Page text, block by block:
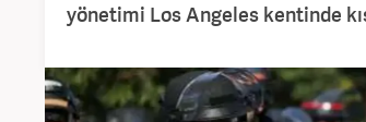
yönetimi Los Angeles kentinde